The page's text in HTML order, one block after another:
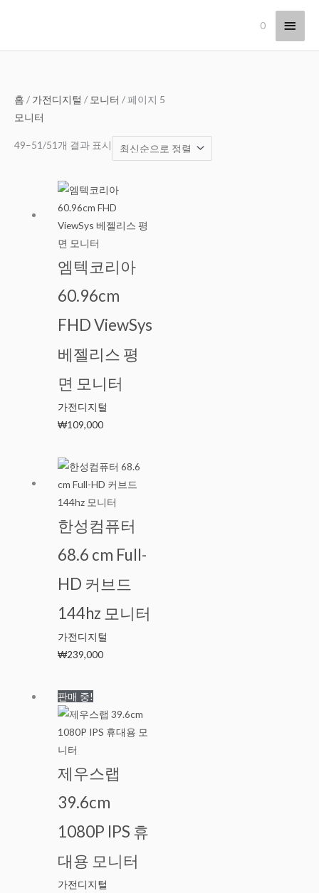
메
인
0
홈 / 가전디지털 / 모니터 / 페이지 5
모니터
49–51/51개 결과 표시
최
순
으
정
렬
됨
엠텍코리아
60.96cm
FHD ViewSys
베젤리스 평
면 모니터
가전디지털
₩109,000
한성컴퓨터
68.6 cm Full-
HD 커브드
144hz 모니터
가전디지털
₩239,000
판매 중!
제우스랩
39.6cm
1080P IPS 휴
대용 모니터
가전디지털
래
가
₩129,000.